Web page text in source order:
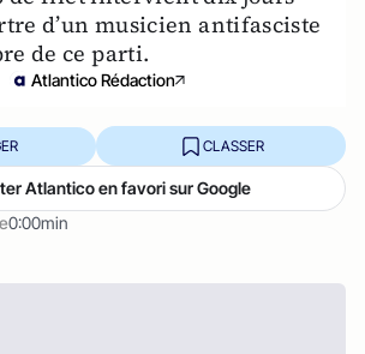
d’un musicien antifasciste
de ce parti.
Atlantico Rédaction
0:00min
CLASSER
Atlantico en favori sur Google